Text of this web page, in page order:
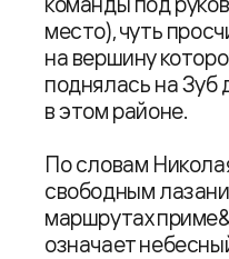
место), чуть
на вершину
поднялась на
в этом районе.
По словам
свободным
маршрутах
означает